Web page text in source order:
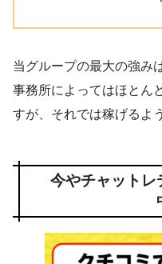
当グループの最大の強み
事務所によってはほとん
すが、それでは稼げるよ
今やチャットレ